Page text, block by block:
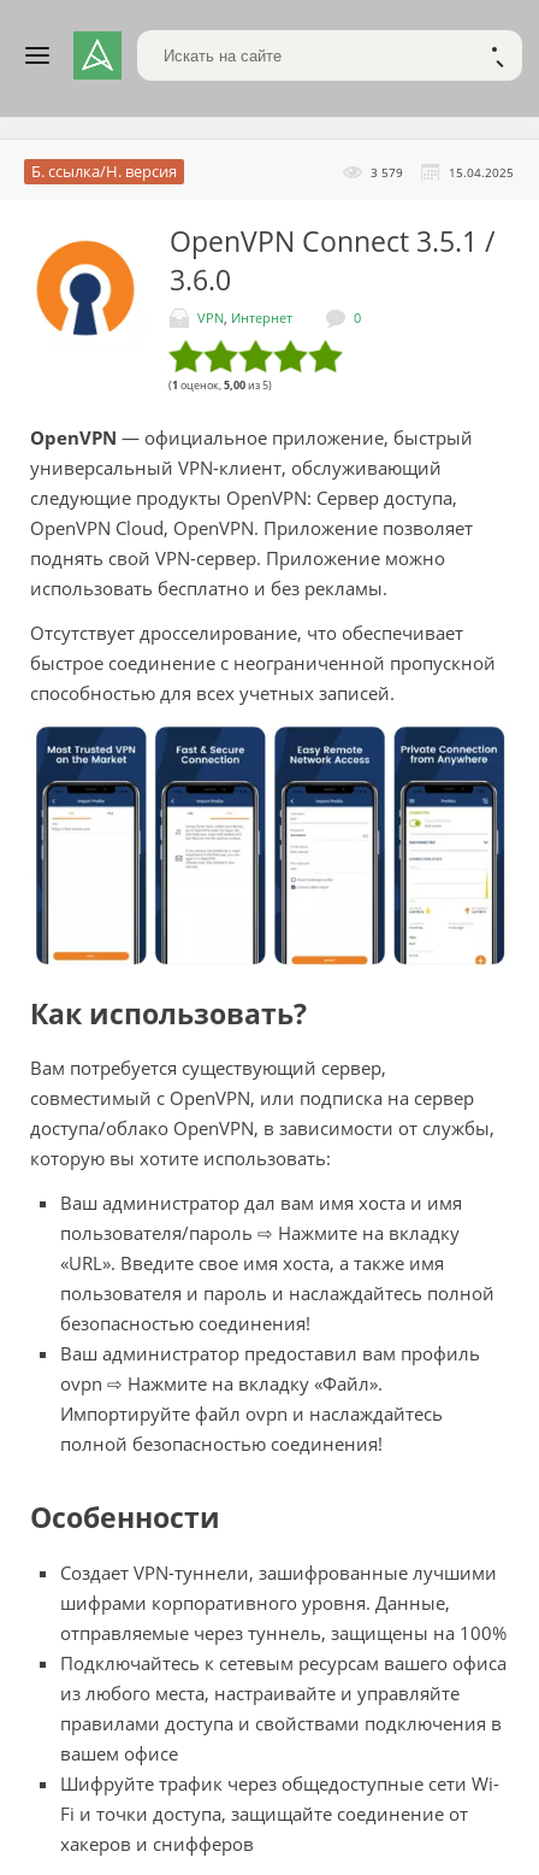
Поиск по сайту
3 579 15.04.2025
Б. ссылка/Н. версия
OpenVPN Connect 3.5.1 /
3.6.0
VPN Интернет 0
(1 оценок, 5,00из 5)
OpenVPN — официальное приложение, быстрый
универсальный VPN-клиент, обслуживающий
следующие продукты OpenVPN: Сервер доступа,
OpenVPN Cloud, OpenVPN. Приложение позволяет
поднять свой VPN-сервер. Приложение можно
использовать бесплатно и без рекламы.
Отсутствует дросселирование, что обеспечивает
быстрое соединение с неограниченной пропускной
способностью для всех учетных записей.
Как использовать?
Вам потребуется существующий сервер,
совместимый с OpenVPN, или подписка на сервер
доступа/облако OpenVPN, в зависимости от службы,
которую вы хотите использовать:
Ваш администратор дал вам имя хоста и имя
пользователя/пароль ⇨ Нажмите на вкладку
«URL». Введите свое имя хоста, а также имя
пользователя и пароль и наслаждайтесь полной
безопасностью соединения!
Ваш администратор предоставил вам профиль
ovpn ⇨ Нажмите на вкладку «Файл».
Импортируйте файл ovpn и наслаждайтесь
полной безопасностью соединения!
Особенности
Создает VPN-туннели, зашифрованные лучшими
шифрами корпоративного уровня. Данные,
отправляемые через туннель, защищены на 100%
Подключайтесь к сетевым ресурсам вашего офиса
из любого места, настраивайте и управляйте
правилами доступа и свойствами подключения в
вашем офисе
Шифруйте трафик через общедоступные сети Wi-
Fi и точки доступа, защищайте соединение от
хакеров и снифферов